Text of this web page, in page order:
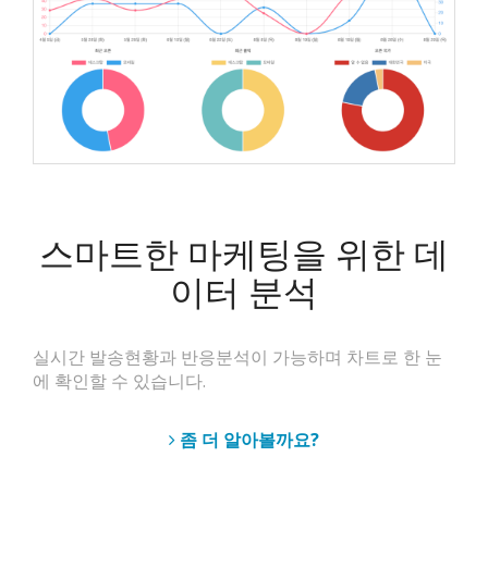
스마트한 마케팅을 위한 데
이터 분석
실시간 발송현황과 반응분석이 가능하며 차트로 한 눈
에 확인할 수 있습니다.
좀 더 알아볼까요?